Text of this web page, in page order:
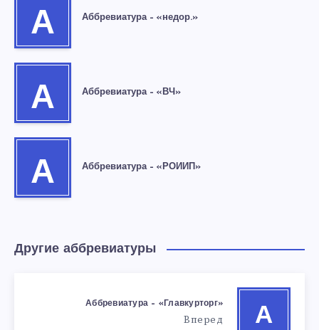
А Аббревиатура – «недор.»
А Аббревиатура – «ВЧ»
А Аббревиатура – «РОИИП»
Другие аббревиатуры
А
Аббревиатура – «Главкурторг»
Вперед